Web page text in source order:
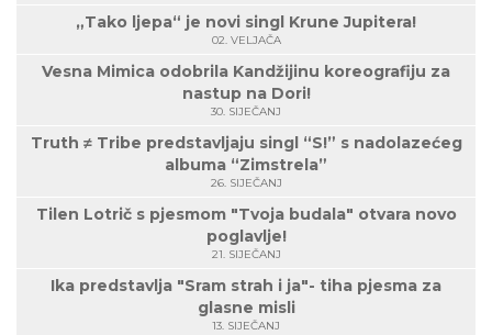
„Tako ljepa“ je novi singl Krune Jupitera!
02. VELJAČA
Vesna Mimica odobrila Kandžijinu koreografiju za
nastup na Dori!
30. SIJEČANJ
Truth ≠ Tribe predstavljaju singl “S!” s nadolazećeg
albuma “Zimstrela”
26. SIJEČANJ
Tilen Lotrič s pjesmom "Tvoja budala" otvara novo
poglavlje!
21. SIJEČANJ
Ika predstavlja "Sram strah i ja"- tiha pjesma za
glasne misli
13. SIJEČANJ